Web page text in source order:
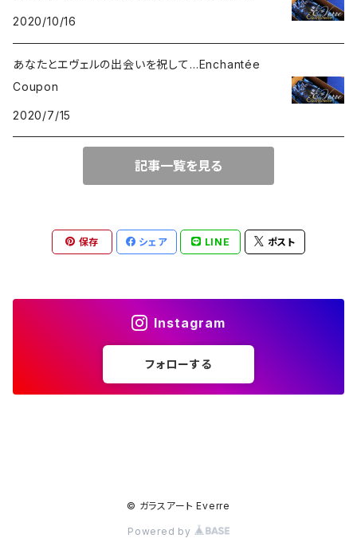
2020/10/16
あなたとエヴェルの出会いを祝して…Enchantée
Coupon
2020/7/15
記事一覧を見る
保存 シェア LINE ポスト
Instagram
フォローする
© ガラスアート Everre
Powered by